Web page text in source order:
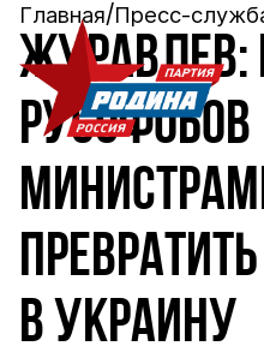
Главная Пресс-
ЖУРАВЛЕВ:
РУСОФОБОВ
В УКРАИНУ